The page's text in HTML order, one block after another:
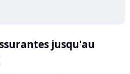
jusqu'au